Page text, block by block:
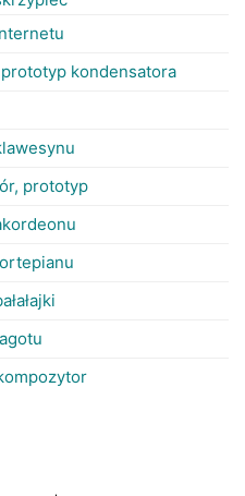
kondensatora
prototyp